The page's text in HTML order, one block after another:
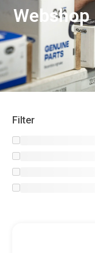
Webshop
Filter